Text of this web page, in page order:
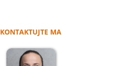
KONTAKTUJTE MA